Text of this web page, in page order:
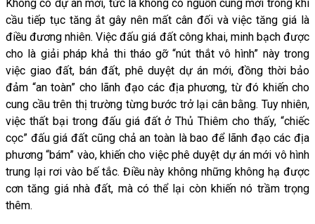
Không có dự án mới, tức là không có nguồn cung mới trong khi
cầu tiếp tục tăng ắt gây nên mất cân đối và việc tăng giá là
điều đương nhiên. Việc đấu giá đất công khai, minh bạch được
cho là giải pháp khả thi tháo gỡ “nút thắt vô hình” này trong
việc giao đất, bán đất, phê duyệt dự án mới, đồng thời bảo
đảm “an toàn” cho lãnh đạo các địa phương, từ đó khiến cho
cung cầu trên thị trường từng bước trở lại cân bằng. Tuy nhiên,
việc thất bại trong đấu giá đất ở Thủ Thiêm cho thấy, “chiếc
cọc” đấu giá đất cũng chả an toàn là bao để lãnh đạo các địa
phương “bám” vào, khiến cho việc phê duyệt dự án mới vô hình
trung lại rơi vào bế tắc. Điều này không những không hạ được
cơn tăng giá nhà đất, mà có thể lại còn khiến nó trầm trọng
thêm.